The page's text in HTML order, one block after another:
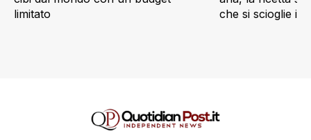
limitato
che si scioglie in